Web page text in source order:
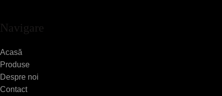
Navigare
Acasă
Produse
Despre noi
Contact